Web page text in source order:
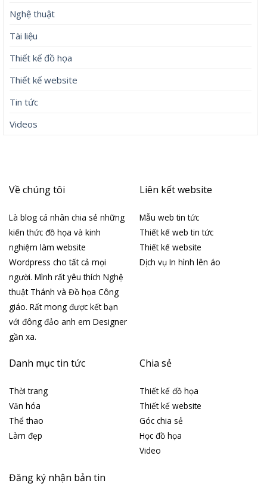
Nghệ thuật
Tài liệu
Thiết kế đồ họa
Thiết kế website
Tin tức
Videos
Về chúng tôi
Là blog cá nhân chia sẻ những
kiến thức đồ họa và kinh
nghiệm làm website
Wordpress cho tất cả mọi
người. Mình rất yêu thích Nghệ
thuật Thánh và Đồ họa Công
giáo. Rất mong được kết bạn
với đông đảo anh em Designer
gần xa.
Liên kết website
Mẫu web tin tức
Thiết kế web tin tức
Thiết kế website
Dịch vụ In hình lên áo
Danh mục tin tức
Thời trang
Văn hóa
Thể thao
Làm đẹp
Chia sẻ
Thiết kế đồ họa
Thiết kế website
Góc chia sẻ
Học đồ họa
Video
Đăng ký nhận bản tin